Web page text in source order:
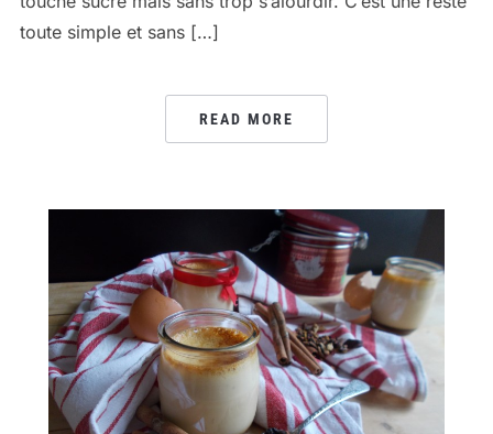
toute simple et sans […]
READ MORE